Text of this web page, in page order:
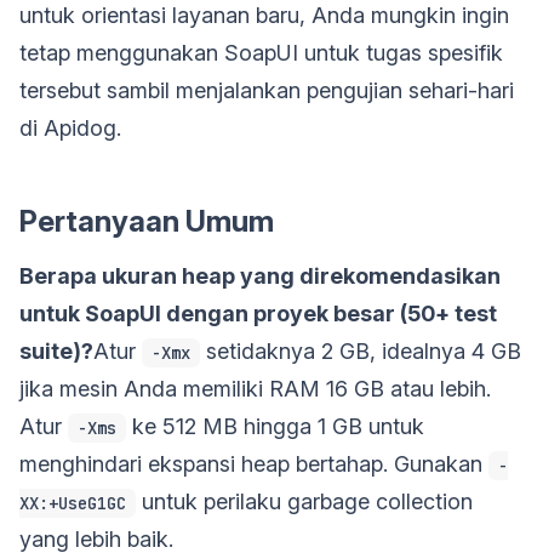
untuk orientasi layanan baru, Anda mungkin ingin
tetap menggunakan SoapUI untuk tugas spesifik
tersebut sambil menjalankan pengujian sehari-hari
di Apidog.
Pertanyaan Umum
Berapa ukuran heap yang direkomendasikan
untuk SoapUI dengan proyek besar (50+ test
suite)?Atur -Xmx
setidaknya 2 GB, idealnya 4 GB
jika mesin Anda memiliki RAM 16 GB atau lebih.
Atur
-Xms
ke 512 MB hingga 1 GB untuk
menghindari ekspansi heap bertahap. Gunakan
-
XX:+UseG1GC
untuk perilaku garbage collection
yang lebih baik.